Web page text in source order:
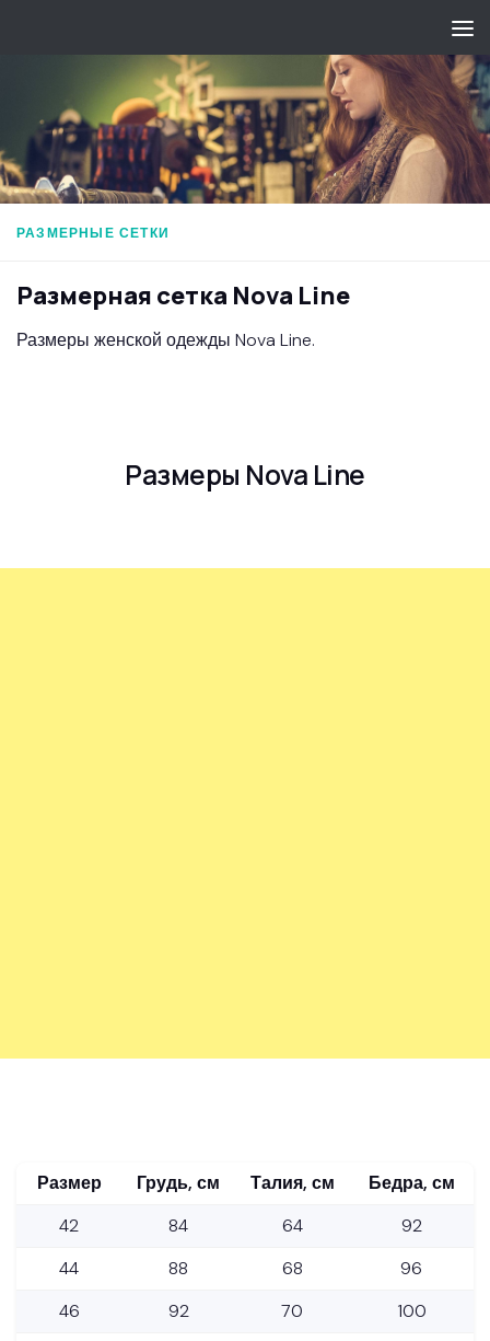
РАЗМЕРНЫЕ СЕТКИ
Размерная сетка Nova Line
Размеры женской одежды Nova Line.
Размеры Nova Line
Размер Грудь, см Талия, см
Бедра, см
42
84 64
92
44
88 68
96
46
92 70
100